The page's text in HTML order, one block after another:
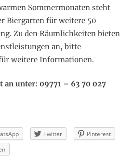
Sommermonaten steht
Biergarten für weitere 50
Zu den Räumlichkeiten bieten
an, bitte
weitere Informationen.
an unter: 09771 – 63 70 027
Twitter
Pinterest